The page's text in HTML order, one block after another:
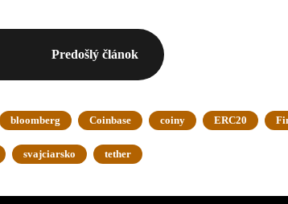
Predošlý článok
bloomberg Coinbase coiny ERC20
svajciarsko tether